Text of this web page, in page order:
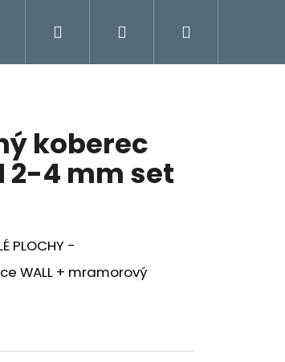
koberci Návody na samorealizaci
Přihlášení
koberec
2-4 mm set
PLOCHY -
WALL + mramorový
MM - SET